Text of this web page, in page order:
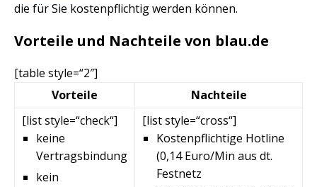
die für Sie kostenpflichtig werden können.
Vorteile und Nachteile von blau.de
[table style=“2″]
Vorteile
Nachteile
[list style=“check“]
keine
Vertragsbindung
kein
[list style=“cross“]
Kostenpflichtige Hotline
(0,14 Euro/Min aus dt.
Festnetz